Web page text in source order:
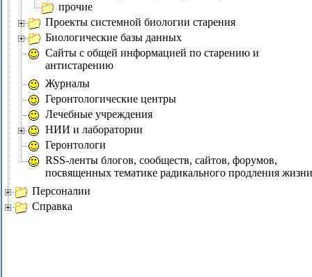
прочие
Проекты системной биологии старения
Биологические базы данных
Сайты с общей информацией по старению и
антистарению
Журналы
Геронтологические центры
Лечебные учреждения
НИИ и лаборатории
Геронтологи
RSS-ленты блогов, сообществ, сайтов, форумов,
посвященных тематике радикального продления жизни
Персоналии
Справка